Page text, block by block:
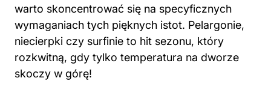
warto skoncentrować się na specyficznych
wymaganiach tych pięknych istot. Pelargonie,
niecierpki czy surfinie to hit sezonu, który
rozkwitną, gdy tylko temperatura na dworze
skoczy w górę!